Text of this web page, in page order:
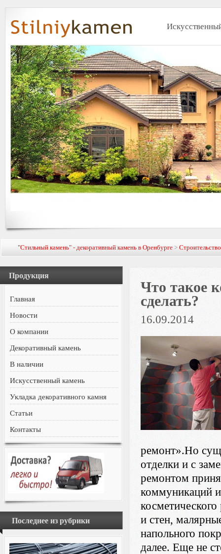
"Стильный камень" - декоративный камень в Оренбурге >Строительство
Продукция
Главная
Новости
О компании
Декоративный камень
В наличии
Искусственный камень
Укладка декоративного камня
Статьи
Контакты
Последнее из рубрики
Что такое
сделать?
16.09.2014
ремонт».Но
отделки и с
ремонтом
коммуникаций
и стен,
напольного
далее. Еще не